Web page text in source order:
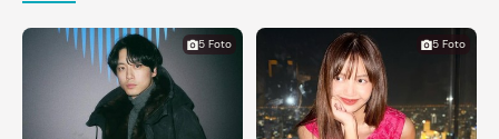
5 Foto 5 Foto